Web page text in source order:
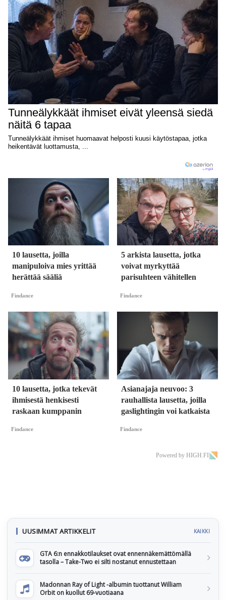
10 lausetta, joilla
manipuloiva mies yrittää
herättää sääliä
Findance
5 arkista lausetta, jotka
voivat myrkyttää
parisuhteen vähitellen
Findance
10 lausetta, jotka tekevät
ihmisestä henkisesti
raskaan kumppanin
Findance
Asianajaja neuvoo: 3
rauhallista lausetta, joilla
gaslightingin voi katkaista
Findance
Powered by HIGH.FI
UUSIMMAT ARTIKKELIT KAIKKI
GTA 6:n ennakkotilaukset ovat ennennäkemättömällä
tasolla – Take-Two ei silti nostanut ennustettaan
Madonnan Ray of Light -albumin tuottanut William
Orbit on kuollut 69-vuotiaana